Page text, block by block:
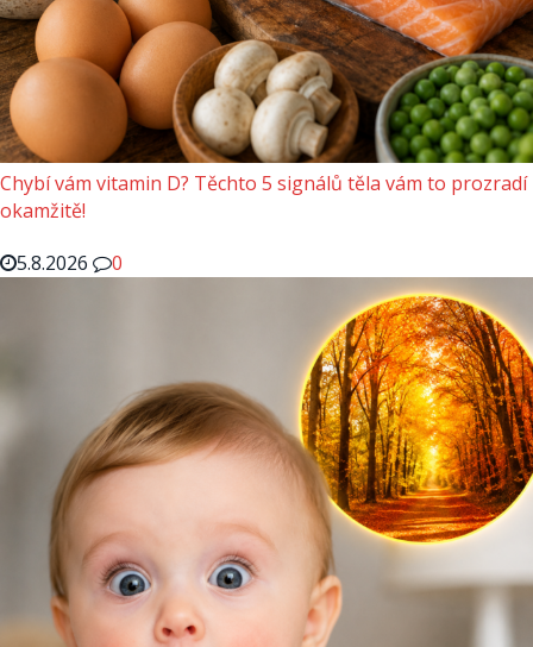
Chybí vám vitamin D? Těchto 5 signálů těla vám to prozradí
okamžitě!
5.8.2026
0